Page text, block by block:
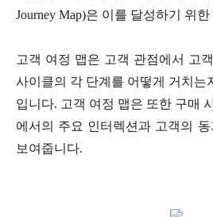
Journey Map)은 이를 달성하기 위
고객 여정 맵은 고객 관점에서 고
사이클의 각 단계를 어떻게 거치는
입니다. 고객 여정 맵은 또한 구매
에서의 주요 인터렉션과 고객의
보여줍니다.